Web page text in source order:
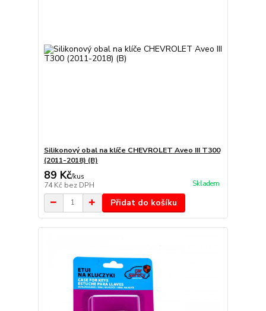
Silikonový obal na klíče CHEVROLET Aveo III T300
(2011-2018) (B)
89 Kč/kus
74 Kč bez DPH Skladem
Přidat do košíku